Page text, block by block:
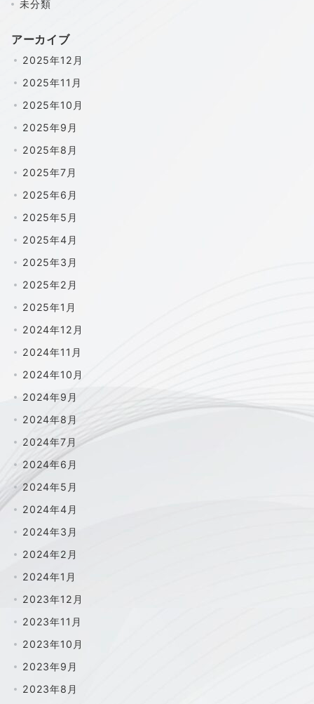
未分類
アーカイブ
2025年12月
2025年11月
2025年10月
2025年9月
2025年8月
2025年7月
2025年6月
2025年5月
2025年4月
2025年3月
2025年2月
2025年1月
2024年12月
2024年11月
2024年10月
2024年9月
2024年8月
2024年7月
2024年6月
2024年5月
2024年4月
2024年3月
2024年2月
2024年1月
2023年12月
2023年11月
2023年10月
2023年9月
2023年8月